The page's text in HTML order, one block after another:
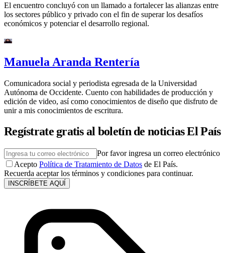
El encuentro concluyó con un llamado a fortalecer las alianzas entre
los sectores público y privado con el fin de superar los desafíos
económicos y potenciar el desarrollo regional.
Manuela Aranda Rentería
Comunicadora social y periodista egresada de la Universidad
Autónoma de Occidente. Cuento con habilidades de producción y
edición de video, así como conocimientos de diseño que disfruto de
unir a mis conocimientos de escritura.
Regístrate gratis al boletín de noticias El País
Por favor ingresa un correo electrónico
Acepto Política de Tratamiento de Datos de El País.
Recuerda aceptar los términos y condiciones para continuar.
INSCRÍBETE AQUÍ